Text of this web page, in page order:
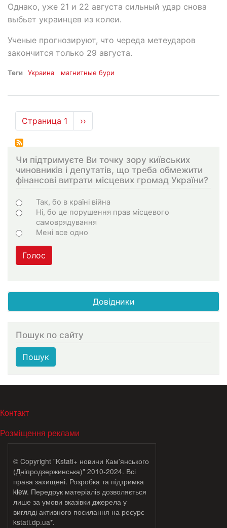
Однако, уже 21 и 22 августа сильный удар снова
выбьет украинцев из колеи.
Ученые прогнозируют, что череда метеударов
закончится только 29 августа.
Теги Украина магнитные бури
Нумерация
страниц
Страница 1
Следующая
страница
››
Чи підтримуєте Ви точку зору київських
чиновників і депутатів, що треба обмежити
фінансові витрати місцевих громад України?
Choices
Так, бо в країні війна
Ні, бо це порушення прав місцевого
самоврядування
Мені все одно
Голос
Довідники
Пошук по сайту
Пошук
МЕНЮ В ПОДВАЛЕ
Контакт
Розміщення реклами
© Copyright "Kstati+ новини Кам'янського
(Дніпродзержинська)" 2010-2024. Всі
права захищені. Розробка та підтримка
klew. Передрук матеріалів дозволяється
лише за умови вказівки джерела у
вигляді активного посилання на ресурс
kstati.dp.ua*.